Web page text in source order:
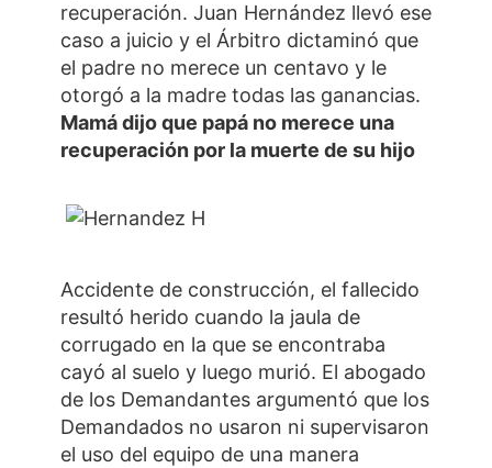
recuperación. Juan Hernández llevó ese
caso a juicio y el Árbitro dictaminó que
el padre no merece un centavo y le
otorgó a la madre todas las ganancias.
Mamá dijo que papá no merece una
recuperación por la muerte de su hijo
Accidente de construcción, el fallecido
resultó herido cuando la jaula de
corrugado en la que se encontraba
cayó al suelo y luego murió. El abogado
de los Demandantes argumentó que los
Demandados no usaron ni supervisaron
el uso del equipo de una manera